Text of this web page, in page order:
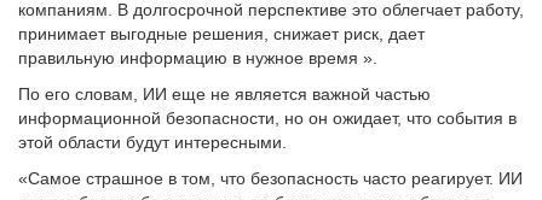
компаниям. В долгосрочной перспективе это облегчает работу,
принимает выгодные решения, снижает риск, дает
правильную информацию в нужное время ».
По его словам, ИИ еще не является важной частью
информационной безопасности, но он ожидает, что события в
этой области будут интересными.
«Самое страшное в том, что безопасность часто реагирует. ИИ